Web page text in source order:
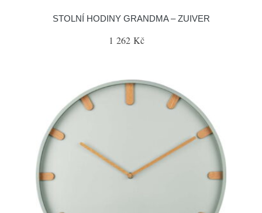
STOLNÍ HODINY GRANDMA – ZUIVER
1 262 Kč